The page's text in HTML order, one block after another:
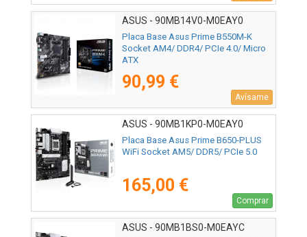
ASUS - 90MB14V0-M0EAY0
Placa Base Asus Prime B550M-K
Socket AM4/ DDR4/ PCIe 4.0/ Micro
ATX
90,99 €
Avísame
ASUS - 90MB1KP0-M0EAY0
Placa Base Asus Prime B650-PLUS
WiFi Socket AM5/ DDR5/ PCIe 5.0
165,00 €
Comprar
ASUS - 90MB1BS0-M0EAYC